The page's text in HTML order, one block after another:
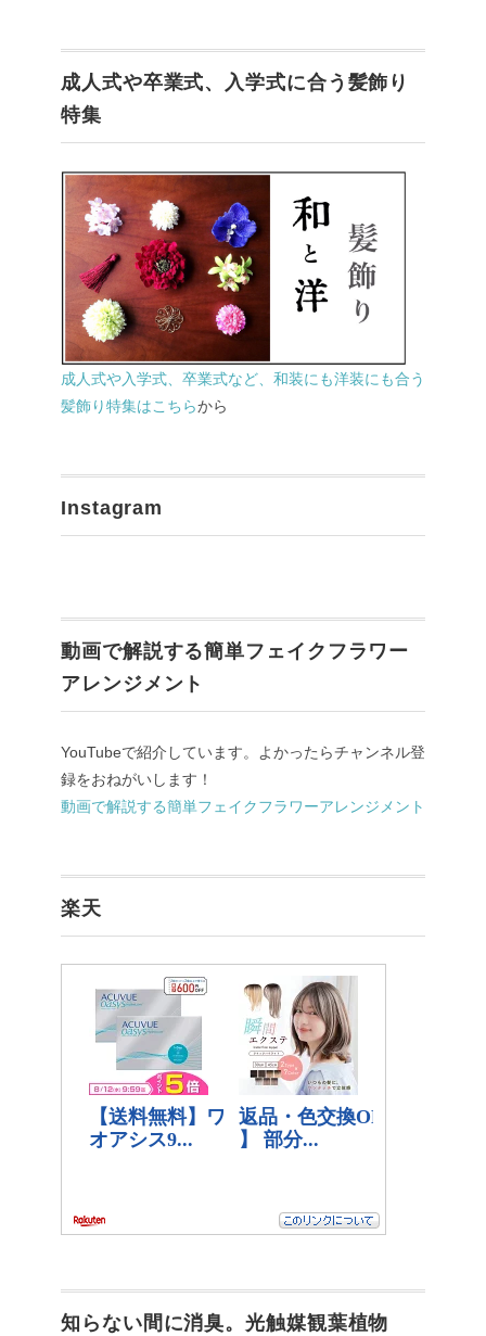
成人式や卒業式、入学式に合う髪飾り
特集
成人式や入学式、卒業式など、和装にも洋装にも合う
髪飾り特集はこちらから
Instagram
動画で解説する簡単フェイクフラワー
アレンジメント
YouTubeで紹介しています。よかったらチャンネル登
録をおねがいします！
動画で解説する簡単フェイクフラワーアレンジメント
楽天
知らない間に消臭。光触媒観葉植物